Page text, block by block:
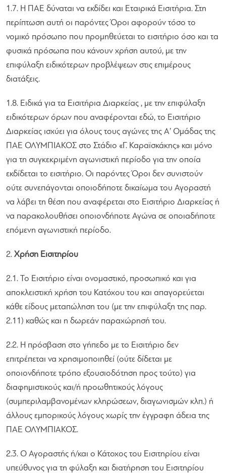
1.7. H ΠΑΕ δύναται να εκδίδει και Εταιρικά Εισιτήρια. Στη
περίπτωση αυτή οι παρόντες Όροι αφορούν τόσο το
νομικό πρόσωπο που προμηθεύεται το εισιτήριο όσο και τα
φυσικά πρόσωπα που κάνουν χρήση αυτού, με την
επιφύλαξη ειδικότερων προβλέψεων στις επιμέρους
διατάξεις.
1.8. Ειδικά για τα Εισιτήρια Διαρκείας , με την επιφύλαξη
ειδικότερων όρων που αναφέρονται εδώ, το Εισιτήριο
Διαρκείας ισχύει για όλους τους αγώνες της Α’ Ομάδας της
ΠΑΕ ΟΛΥΜΠΙΑΚΟΣ στο Στάδιο «Γ. Καραϊσκάκης» και μόνο
για τη συγκεκριμένη αγωνιστική περίοδο για την οποία
εκδίδεται το εισιτήριο. Οι παρόντες Όροι δεν συνιστούν
ούτε συνεπάγονται οποιοδήποτε δικαίωμα του Αγοραστή
να λάβει τη θέση που αναφέρεται στο Εισιτήριο Διαρκείας ή
να παρακολουθήσει οποιονδήποτε Αγώνα σε οποιαδήποτε
επόμενη αγωνιστική περίοδο.
2. Χρήση Εισιτηρίου
2.1. Το Εισιτήριο είναι ονομαστικό, προσωπικό και για
αποκλειστική χρήση του Κατόχου του και απαγορεύεται
κάθε είδους μεταπώληση του (με την επιφύλαξη της παρ.
2.11) καθώς και η δωρεάν παραχώρησή του.
2.2. Η πρόσβαση στο γήπεδο με το Εισιτήριο δεν
επιτρέπεται να χρησιμοποιηθεί (ούτε δίδεται με
οποιονδήποτε τρόπο εξουσιοδότηση προς τούτο) για
διαφημιστικούς και/ή προωθητικούς λόγους
(συμπεριλαμβανομένων κληρώσεων, διαγωνισμών κλπ.) ή
άλλους εμπορικούς λόγους χωρίς την έγγραφη άδεια της
ΠΑΕ ΟΛΥΜΠΙΑΚΟΣ.
2.3. Ο Αγοραστής ή/και ο Κάτοχος του Εισιτηρίου είναι
υπεύθυνος για τη φύλαξη και διατήρηση του Εισιτηρίου